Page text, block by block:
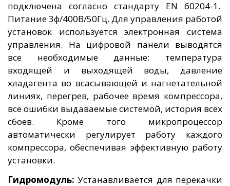
подключена согласно стандарту EN 60204-1.
Питание 3ф/400В/50Гц. Для управления работой
установок используется электронная система
управления. На цифровой панели выводятся
все необходимые данные: температура
входящей и выходящей воды, давление
хладагента во всасывающей и нагнетательной
линиях, перегрев, рабочее время компрессора,
все ошибки выдаваемые системой, история всех
сбоев. Кроме того микропроцессор
автоматически регулирует работу каждого
компрессора, обеспечивая эффективную работу
установки.
Гидромодуль: Устанавливается для перекачки